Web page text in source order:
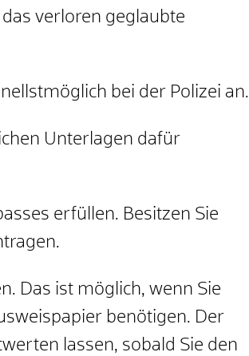
verloren geglaubte
bei der Polizei an.
Unterlagen dafür
erfüllen. Besitzen Sie
Das ist möglich, wenn Sie
benötigen. Der
lassen, sobald Sie den